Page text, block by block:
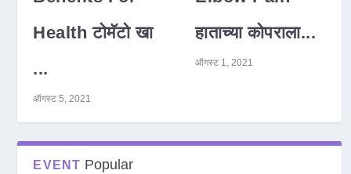
Health टोमॅटो खा
...
ऑगस्ट 5, 2021
हाताच्या कोपराला...
ऑगस्ट 1, 2021
EVENT Popular